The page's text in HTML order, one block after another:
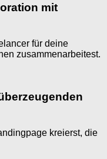
mit
für deine
zusammenarbeitest.
kreierst, die